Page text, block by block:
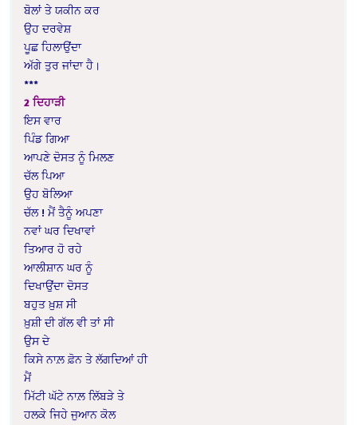
ਬੋਲਾਂ ਤੇ ਯਕੀਨ ਕਰ
ਉਹ ਦਰਵੇਸ਼
ਪੂਛ ਹਿਲਾਉਂਦਾ
ਅੱਗੇ ਤੁਰ ਜਾਂਦਾ ਹੈ।
***
2 ਦਿਹਾੜੀ
ਇਸ ਵਾਰ
ਪਿੰਡ ਗਿਆ
ਆਪਣੇ ਦੋਸਤ ਨੂੰ ਮਿਲਣ
ਚੱਲ ਪਿਆ
ਉਹ ਬੋਲਿਆ
ਚੱਲ ! ਮੈਂ ਤੈਨੂੰ ਅਪਣਾ
ਨਵਾਂ ਘਰ ਦਿਖਾਵਾਂ
ਤਿਆਰ ਹੋ ਰਹੇ
ਆਲੀਸ਼ਾਨ ਘਰ ਨੂੰ
ਦਿਖਾਉਂਦਾ ਦੋਸਤ
ਬਹੁਤ ਖ਼ੁਸ਼ ਸੀ
ਖ਼ੁਸ਼ੀ ਦੀ ਗੱਲ ਵੀ ਤਾਂ ਸੀ
ਉਸ ਦੇ
ਕਿਸੇ ਨਾਲ਼ ਫ਼ੋਨ ਤੇ ਲੱਗਦਿਆਂ ਹੀ
ਮੈਂ
ਮਿੱਟੀ ਘੱਟੇ ਨਾਲ਼ ਲਿੱਬੜੇ ਤੇ
ਹਲਕੇ ਜਿਹੇ ਜੁਆਨ ਕੋਲ